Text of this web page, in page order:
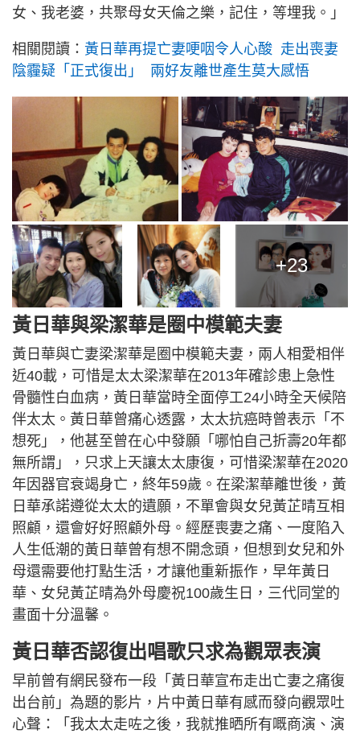
女、我老婆，共聚母女天倫之樂，記住，等埋我。」
相關閱讀： 黃日華再提亡妻哽咽令人心酸 走出喪妻
陰霾疑「正式復出」 兩好友離世產生莫大感悟
+23
黃日華與梁潔華是圈中模範夫妻
黃日華與亡妻梁潔華是圈中模範夫妻，兩人相愛相伴
近40載，可惜是太太梁潔華在2013年確診患上急性
骨髓性白血病，黃日華當時全面停工24小時全天候陪
伴太太。黃日華曾痛心透露，太太抗癌時曾表示「不
想死」，他甚至曾在心中發願「哪怕自己折壽20年都
無所謂」，只求上天讓太太康復，可惜梁潔華在2020
年因器官衰竭身亡，終年59歲。在梁潔華離世後，黃
日華承諾遵從太太的遺願，不單會與女兒黃芷晴互相
照顧，還會好好照顧外母。經歷喪妻之痛、一度陷入
人生低潮的黃日華曾有想不開念頭，但想到女兒和外
母還需要他打點生活，才讓他重新振作，早年黃日
華、女兒黃芷晴為外母慶祝100歲生日，三代同堂的
畫面十分溫馨。
黃日華否認復出唱歌只求為觀眾表演
早前曾有網民發布一段「黃日華宣布走出亡妻之痛復
出台前」為題的影片，片中黃日華有感而發向觀眾吐
心聲：「我太太走咗之後，我就推晒所有嘅商演、演